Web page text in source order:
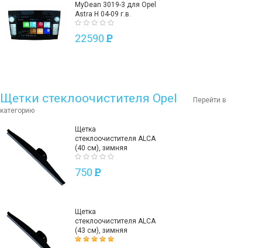
MyDean 3019-3 для Opel
Astra H 04-09 г.в.
22590 P
Щетки стеклоочистителя Opel
Перейти в
категорию
Щетка
стеклоочистителя ALCA
(40 см), зимняя
750 P
Щетка
стеклоочистителя ALCA
(43 см), зимняя